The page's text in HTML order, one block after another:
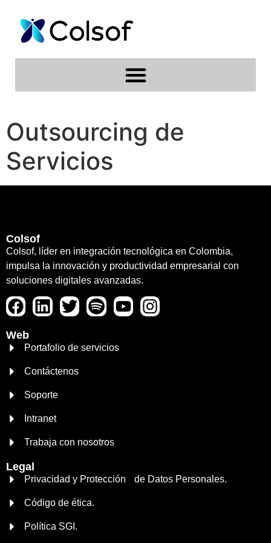
Outsourcing de
Servicios
Colsof
Colsof, líder en integración tecnológica en Colombia,
impulsa la innovación y productividad empresarial con
soluciones digitales avanzadas.
Web
Portafolio de servicios
Contáctenos
Soporte
Intranet
Trabaja con nosotros
Legal
Privacidad y Protección de Datos Personales.
Código de ética.
Política SGI.